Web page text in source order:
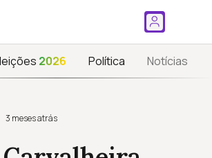
2026 Política Notícias
3 meses atrás